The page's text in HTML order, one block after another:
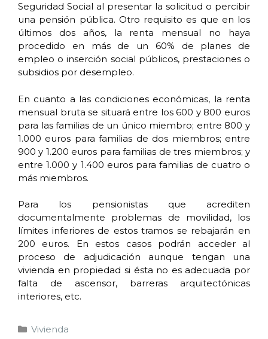
Seguridad Social al presentar la solicitud o percibir
una pensión pública. Otro requisito es que en los
últimos dos años, la renta mensual no haya
procedido en más de un 60% de planes de
empleo o inserción social públicos, prestaciones o
subsidios por desempleo.
En cuanto a las condiciones económicas, la renta
mensual bruta se situará entre los 600 y 800 euros
para las familias de un único miembro; entre 800 y
1.000 euros para familias de dos miembros; entre
900 y 1.200 euros para familias de tres miembros; y
entre 1.000 y 1.400 euros para familias de cuatro o
más miembros.
Para los pensionistas que acrediten
documentalmente problemas de movilidad, los
límites inferiores de estos tramos se rebajarán en
200 euros. En estos casos podrán acceder al
proceso de adjudicación aunque tengan una
vivienda en propiedad si ésta no es adecuada por
falta de ascensor, barreras arquitectónicas
interiores, etc.
Vivienda